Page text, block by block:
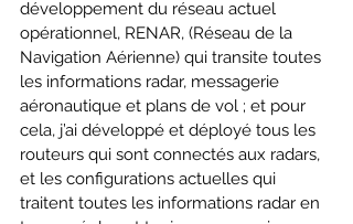
développement du réseau actuel
opérationnel, RENAR, (Réseau de la
Navigation Aérienne) qui transite toutes
les informations radar, messagerie
aéronautique et plans de vol ; et pour
cela, j’ai développé et déployé tous les
routeurs qui sont connectés aux radars,
et les configurations actuelles qui
traitent toutes les informations radar en